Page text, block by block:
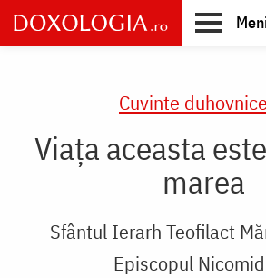
Skip
to
main
Cuvinte
Viața aceasta
marea
Sfântul Ierarh Teofilact
Episcopul